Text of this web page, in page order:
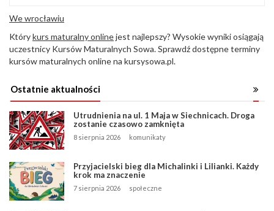
We wrocławiu
Którykurs maturalny onlinejest najlepszy? Wysokie wyniki osiągają
uczestnicy Kursów Maturalnych Sowa. Sprawdź dostępne terminy
kursów maturalnych online na kursysowa.pl.
Ostatnie aktualności
Utrudnienia na ul. 1 Maja w Siechnicach. Droga
zostanie czasowo zamknięta
8 sierpnia 2026 komunikaty
Przyjacielski bieg dla Michalinki i Lilianki. Każdy
krok ma znaczenie
7 sierpnia 2026 społeczne